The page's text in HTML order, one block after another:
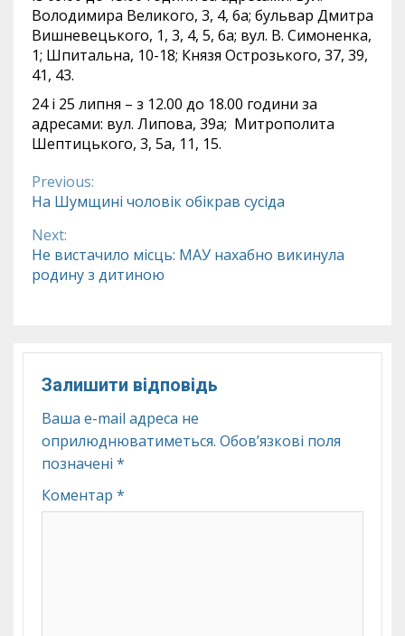
Володимира Великого, 3, 4, 6а; бульвар Дмитра
Вишневецького, 1, 3, 4, 5, 6а; вул. В. Симоненка,
1; Шпитальна, 10-18; Князя Острозького, 37, 39,
41, 43.
24 і 25 липня – з 12.00 до 18.00 години за
адресами: вул. Липова, 39а; Митрополита
Шептицького, 3, 5а, 11, 15.
Continue
Reading
Previous:
На Шумщині чоловік обікрав сусіда
Next:
Не вистачило місць: МАУ нахабно викинула
родину з дитиною
Залишити відповідь
Ваша e-mail адреса не
оприлюднюватиметься. Обов’язкові поля
позначені *
Коментар *